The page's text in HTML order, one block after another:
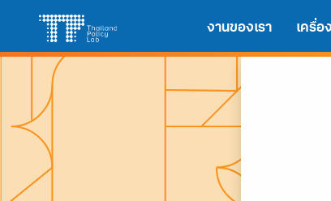
content
งานของเรา เครื่อ
Search